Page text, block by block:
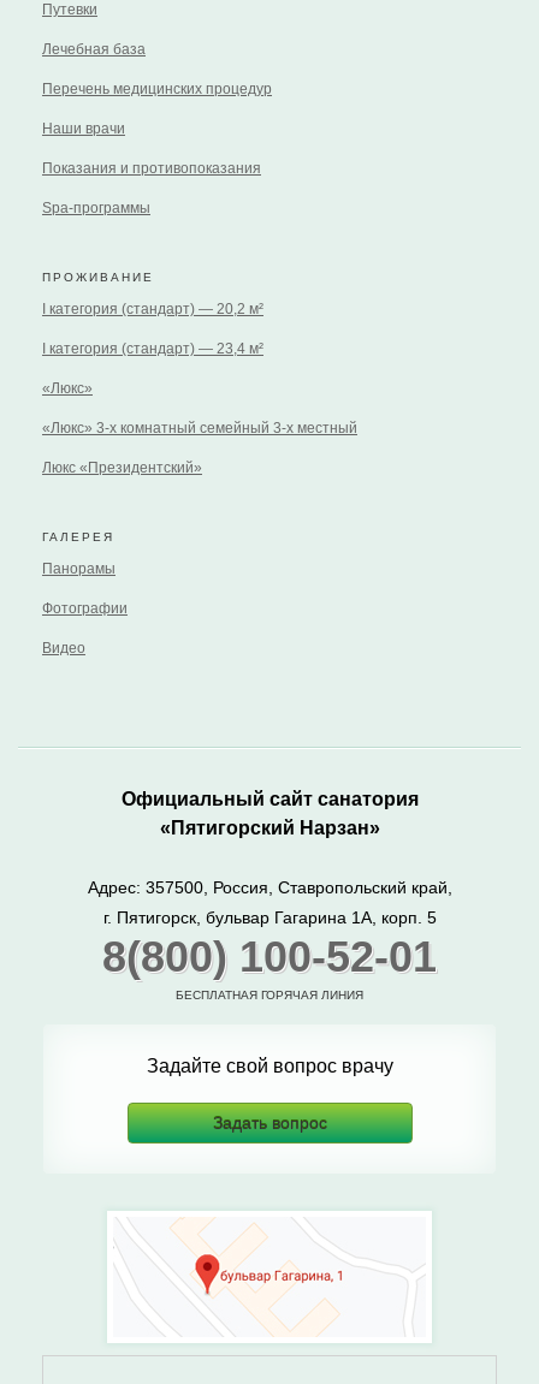
Путевки
Лечебная база
Перечень медицинских процедур
Наши врачи
Показания и противопоказания
Spa-программы
ПРОЖИВАНИЕ
I категория (стандарт) — 20,2 м²
I категория (стандарт) — 23,4 м²
«Люкс»
«Люкс» 3-х комнатный семейный 3-х местный
Люкс «Президентский»
ГАЛЕРЕЯ
Панорамы
Фотографии
Видео
Задайте свой вопрос врачу
Задать вопрос
Официальный сайт санатория
«Пятигорский Нарзан»
Адрес: 357500, Россия, Ставропольский край,
г. Пятигорск, бульвар Гагарина 1А, корп. 5
8(800) 100-52-01
БЕСПЛАТНАЯ ГОРЯЧАЯ ЛИНИЯ